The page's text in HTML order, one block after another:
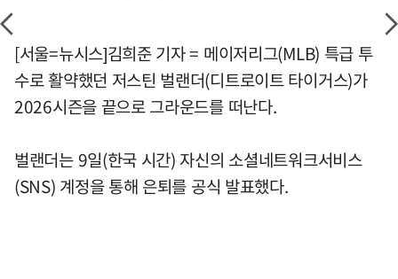
[서울=뉴시스]김희준 기자 = 메이저리그(MLB) 특급 투
수로 활약했던 저스틴 벌랜더(디트로이트 타이거스)가
2026시즌을 끝으로 그라운드를 떠난다.
벌랜더는 9일(한국 시간) 자신의 소셜네트워크서비스
(SNS) 계정을 통해 은퇴를 공식 발표했다.